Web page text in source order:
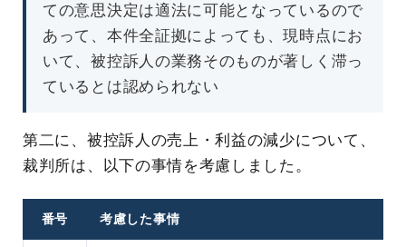
ての意思決定は適法に可能となっているので
あって、本件全証拠によっても、現時点にお
いて、被控訴人の業務そのものが著しく滞っ
ているとは認められない
第二に、被控訴人の売上・利益の減少について、
裁判所は、以下の事情を考慮しました。
番号 考慮した事情